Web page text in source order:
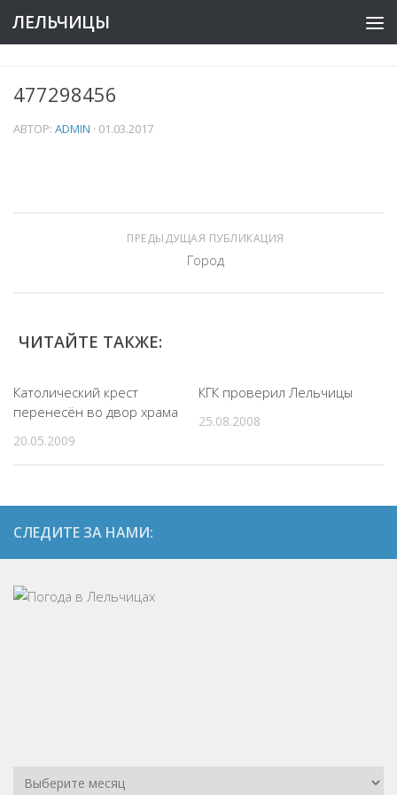
ЛЕЛЬЧИЦЫ
477298456
АВТОР: ADMIN · 01.03.2017
ПРЕДЫДУЩАЯ ПУБЛИКАЦИЯ
Город
ЧИТАЙТЕ ТАКЖЕ:
Католический крест
перенесён во двор храма
20.05.2009
КГК проверил Лельчицы
25.08.2008
СЛЕДИТЕ ЗА НАМИ: